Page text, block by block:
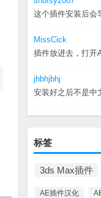
这个插件安装后会
MissCick
插件放进去，打开
jhbhjbhj
安装好之后不是中
标签
3ds Max插件
AE插件汉化